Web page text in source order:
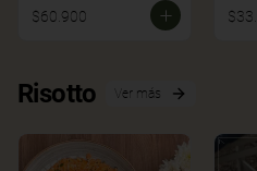
$60.900
Risotto Ver más